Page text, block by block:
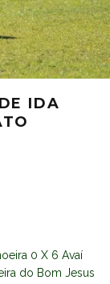
IDA
0 X 6 Avaí
do Bom Jesus